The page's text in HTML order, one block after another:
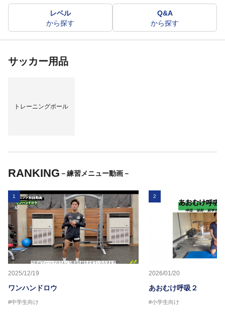
レベル
から探す
Q&A
から探す
サッカー用品
トレーニングボール
RANKING －練習メニュー動画－
1
2025/12/19
ワンハンドロウ
#中学生向け
2
2026/01/20
あおむけ呼吸２
#小学生向け